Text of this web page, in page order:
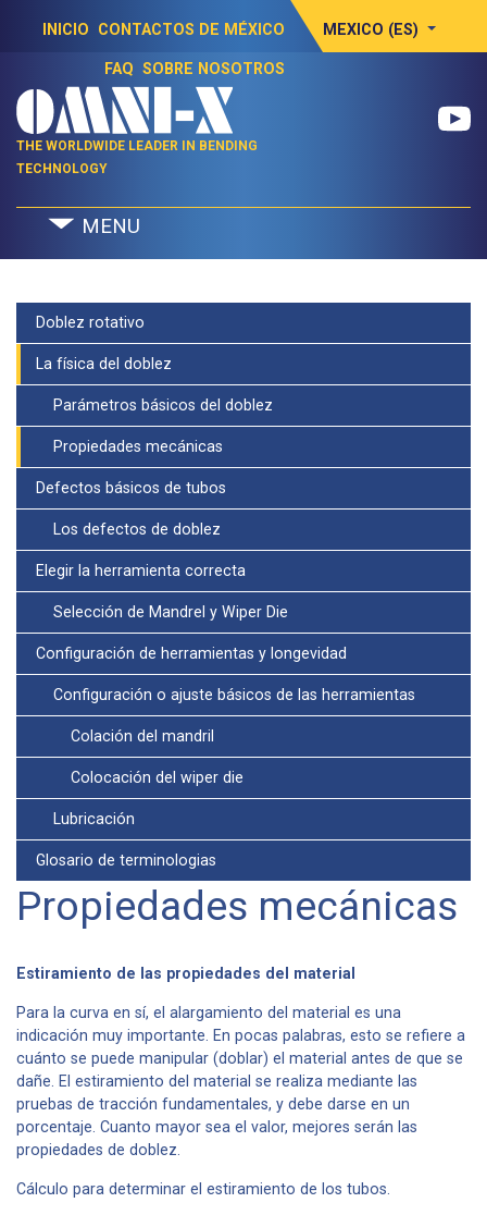
INICIO CONTACTOS DE MÉXICO
FAQ SOBRE NOSOTROS
MEXICO (ES)
THE WORLDWIDE LEADER IN BENDING
TECHNOLOGY
MENU
Doblez rotativo
La física del doblez
Parámetros básicos del doblez
Propiedades mecánicas
Defectos básicos de tubos
Los defectos de doblez
Elegir la herramienta correcta
Selección de Mandrel y Wiper Die
Configuración de herramientas y longevidad
Configuración o ajuste básicos de las herramientas
Colación del mandril
Colocación del wiper die
Lubricación
Glosario de terminologias
Propiedades mecánicas
Estiramiento de las propiedades del material
Para la curva en sí, el alargamiento del material es una
indicación muy importante. En pocas palabras, esto se refiere a
cuánto se puede manipular (doblar) el material antes de que se
dañe. El estiramiento del material se realiza mediante las
pruebas de tracción fundamentales, y debe darse en un
porcentaje. Cuanto mayor sea el valor, mejores serán las
propiedades de doblez.
Cálculo para determinar el estiramiento de los tubos.